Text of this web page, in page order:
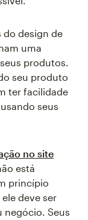
do design de
uma
produtos.
seu produto
ter facilidade
seus
no site
está
princípio
deve ser
negócio. Seus